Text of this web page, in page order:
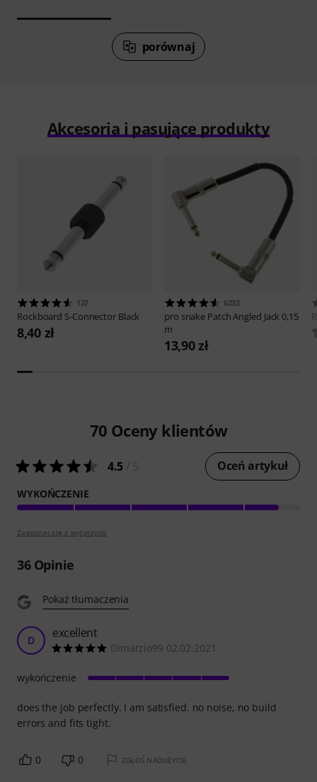
porównaj
Akcesoria i pasujące produkty
127
Rockboard S-Connector Black
8,40 zł
6232
pro snake Patch Angled Jack 0,15
m
13,90 zł
70 Oceny klientów
4.5 Oceń artykuł
WYKOŃCZENIE
Zapoznaj się z wytyczymi
36Opinie
Pokaż tłumaczenia
D excellent
Dimarzio99 02.02.2021
does the job perfectly. I am satisfied. no noise, no build
errors and fits tight.
wykończenie
0 0 ZGŁOŚ NADUŻYCIE